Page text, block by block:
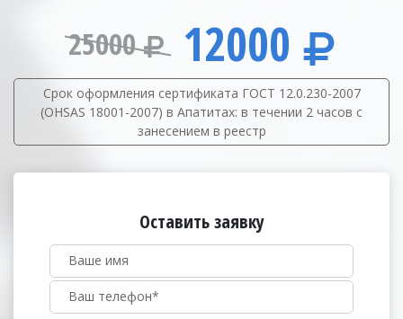
25000 12000
Срок оформления сертификата ГОСТ 12.0.230-2007
(OHSAS 18001-2007) в Апатитах: в течении 2 часов с
занесением в реестр
Оставить заявку